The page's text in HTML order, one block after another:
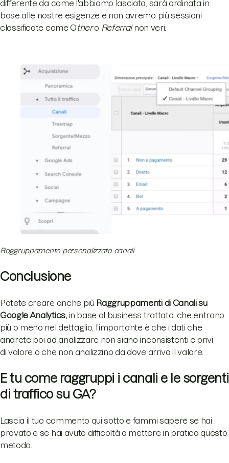
differente da come l'abbiamo lasciata, sarà ordinata in
base alle nostre esigenze e non avremo più sessioni
classificate come Othero Referralnon veri.
Raggruppamento personalizzato canali
Conclusione
Potete creare anche più Raggruppamenti di Canali su
Google Analytics, in base al business trattato, che entrano
più o meno nel dettaglio, l'importante è che i dati che
andrete poi ad analizzare non siano inconsistenti e privi
di valore o che non analizzino da dove arriva il valore.
E tu come raggruppi i canali e le sorgenti
di traffico su GA?
Lascia il tuo commento qui sotto e fammi sapere se hai
provato e se hai avuto difficoltà a mettere in pratica questo
metodo.